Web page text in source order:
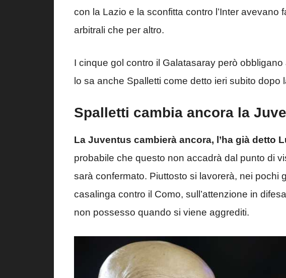
con la Lazio e la sconfitta contro l’Inter avevano
arbitrali che per altro.
I cinque gol contro il Galatasaray però
lo sa anche Spalletti come detto ieri subito dopo
Spalletti cambia ancora la
La Juventus cambierà ancora, l’ha già detto
probabile che questo non accadrà dal punto di
sarà confermato. Piuttosto si lavorerà, nei pochi
casalinga contro il Como, sull’attenzione in
non possesso quando si viene aggrediti.